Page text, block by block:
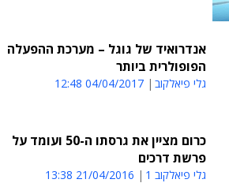
אנדרואיד של גוגל – מערכת ההפעלה
הפופולרית ביותר
גלי פיאלקוב 04/04/2017 12:48
כרום מציין את גרסתו ה-50 ועומד על
פרשת דרכים
גלי פיאלקוב 1 21/04/2016 13:38